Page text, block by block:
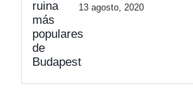
13 agosto, 2020